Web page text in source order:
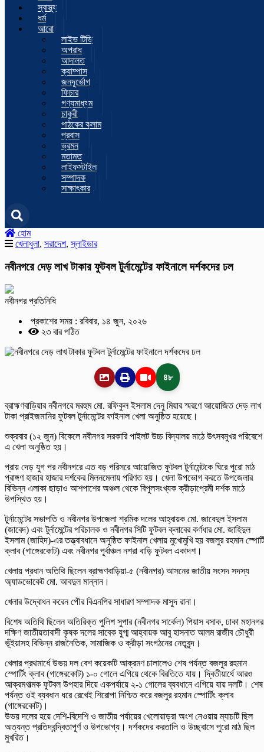
স্বাস্থ্য
ধর্ম
আরো
লাইভ টিভি
অপরাধ
আদালত
ক্যাম্পাস
জনদূর্ভোগ
ফিচার
গণ্যমাধ্যম
চাকুরী
পাঠকের কলাম
প্রবাস
ভ্রমন
মতামত
লাইফস্টাইল
সম্পাদক
সাক্ষাৎকার
হোম
খেলাধুলা, সরাদেশ,স্লাইডার
নবীনগরে দেড় লাখ টাকার ফুটবল টুর্নামেন্টের ফাইনালে দর্শকদের ঢল
নবীনগর প্রতিনিধি
প্রকাশের সময় : রবিবার, ১৪ জুন, ২০২৬
২৩ বার পঠিত
৪৮
ব্রাহ্মণবাড়িয়ার নবীনগরে মরহুম মো. রফিকুল ইসলাম দেনু মিয়ার স্মরণে আয়োজিত দেড় লাখ
টাকা প্রাইজমানির ফুটবল টুর্নামেন্টের ফাইনাল খেলা অনুষ্ঠিত হয়েছে।
শুক্রবার (১২ জুন) বিকেলে নবীনগর সরকারি পাইলট উচ্চ বিদ্যালয় মাঠে উৎসবমুখর পরিবেশে
এ খেলা অনুষ্ঠিত হয়।
প্রায় দেড় যুগ পর নবীনগরে এত বড় পরিসরে আয়োজিত ফুটবল টুর্নামেন্টকে ঘিরে পুরো মাঠ
প্রাঙ্গণ হাজার হাজার দর্শকের মিলনমেলায় পরিণত হয়। খেলা উপভোগ করতে উপজেলার
বিভিন্ন এলাকা ছাড়াও আশপাশের অঞ্চল থেকে বিপুলসংখ্যক ক্রীড়াপ্রেমী দর্শক মাঠে
উপস্থিত হয়।
টুর্নামেন্টের সভাপতি ও নবীনগর উপজেলা শ্রমিক দলের আহ্বায়ক মো. জাবেদুল ইসলাম
(জাবেদ) এবং টুর্নামেন্টের পরিচালক ও নবীনগর সিটি ফুটবল ক্লাবের কর্ণধার মো. জাহিদুল
ইসলাম (জাহিদ)-এর তত্ত্বাবধানে অনুষ্ঠিত ফাইনাল খেলায় মুখোমুখি হয় বজলুর রহমান
ক্লাব (গাঙ্গেরকোট) এবং নবীনগর পূর্বাঞ্চল নশরা বাড়ি ফুটবল একাদশ।
খেলায় প্রধান অতিথি ছিলেন ব্রাহ্মণবাড়িয়া-৫ (নবীনগর) আসনের জাতীয় সংসদ সদস্য
অ্যাডভোকেট মো. আবদুল মান্নান।
খেলার উদ্বোধন করেন পৌর বিএনপির সাধারণ সম্পাদক মাসুদ রানা।
বিশেষ অতিথি ছিলেন অতিরিক্ত পুলিশ সুপার (নবীনগর সার্কেল) পিয়াস বসাক, ঢাকা মহানগর
দক্ষিণ জাতীয়তাবাদী কৃষক দলের সাবেক যুগ্ম আহ্বায়ক আবু হাসনাত আলম রাজীব চৌধুরী
ভূঁইয়াসহ বিভিন্ন রাজনৈতিক, সামাজিক ও ক্রীড়া সংগঠনের নেতৃবৃন্দ।
খেলার প্রথমার্ধে উভয় দল বেশ কয়েকটি আক্রমণ চালালেও শেষ পর্যন্ত বজলুর রহমান
স্পোর্টিং ক্লাব (গাঙ্গেরকোট) ১-০ গোলে এগিয়ে থেকে বিরতিতে যায়। দ্বিতীয়ার্ধে আরও
আক্রমণাত্মক ফুটবল উপহার দিয়ে একপর্যায়ে ২-১ গোলের ব্যবধানে এগিয়ে যায় দলটি। শেষ
পর্যন্ত ওই ব্যবধান ধরে রেখেই শিরোপা নিশ্চিত করে বজলুর রহমান স্পোর্টিং ক্লাব
(গাঙ্গেরকোট)।
উভয় দলের হয়ে দেশি-বিদেশি ও জাতীয় পর্যায়ের খেলোয়াড়রা অংশ নেওয়ায় ম্যাচটি ছিল
অত্যন্ত প্রতিদ্বন্দ্বিতাপূর্ণ ও উপভোগ্য। দর্শকদের করতালি ও উচ্ছ্বাসে পুরো মাঠ ছিল
মুখরিত।